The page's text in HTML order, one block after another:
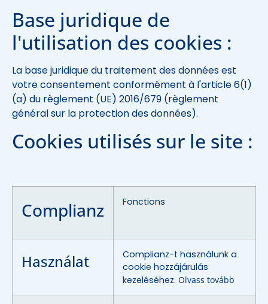
Base juridique de
l'utilisation des cookies :
La base juridique du traitement des données est
votre consentement conformément à l'article 6(1)
(a) du règlement (UE) 2016/679 (règlement
général sur la protection des données).
Cookies utilisés sur le site :
Complianz Fonctions
Használat
Complianz-t használunk a
cookie hozzájárulás
kezeléséhez. Olvass tovább